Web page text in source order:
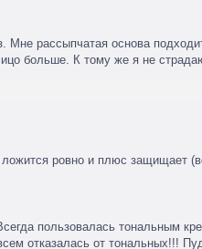
Мне рассыпчатая основа
больше. К тому же я не
обмахнула себя
замазок.ровно и плюс защищает
пользовалась тональным
отказалась от тональных!!!